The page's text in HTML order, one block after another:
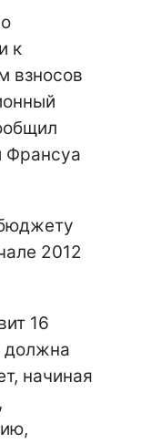
к
взносов
Франсуа
2012
16
должна
начиная